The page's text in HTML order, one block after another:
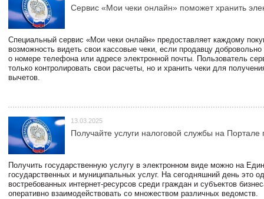
Сервис «Мои чеки онлайн» поможет хранить
Специальный сервис «Мои чеки онлайн» предоставляет каждому
возможность видеть свои кассовые чеки, если продавцу
о номере телефона или адресе электронной почты. Пользователь
только контролировать свои расчеты, но и хранить чеки для
вычетов.
13.03.2025
Получайте услуги налоговой службы на Портале
Получить государственную услугу в электронном виде можно на
государственных и муниципальных услуг. На сегодняшний день это
востребованных интернет-ресурсов среди граждан и субъектов
оперативно взаимодействовать со множеством различных ведомств.